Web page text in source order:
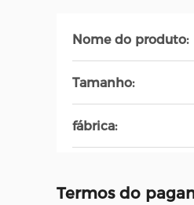
Nome do produto:
Tamanho:
fábrica:
Termos do